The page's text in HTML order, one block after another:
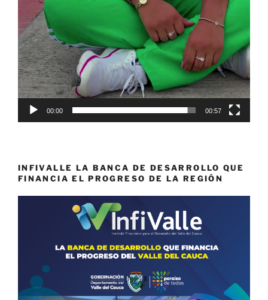
00:00 00:57
INFIVALLE LA BANCA DE DESARROLLO QUE
FINANCIA EL PROGRESO DE LA REGIÓN